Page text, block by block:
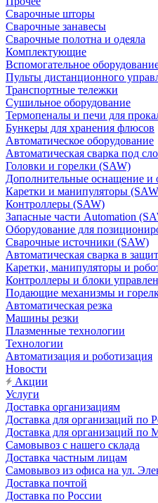
Сварочные шторы
Сварочные занавесы
Сварочные полотна и одеяла
Комплектующие
Вспомогательное
Пульты дистанционного
Транспортные тележки
Сушильное оборудование
Термопеналы и печи для
Бункеры для хранения флюсов
Автоматическое оборудование
Автоматическая сварка под
Головки и горелки (SAW)
Дополнительные оснащение и
Каретки и манипуляторы
Контроллеры (SAW)
Запасные части Automation
Оборудование для
Сварочные источники (SAW)
Автоматическая сварка в
Каретки, манипуляторы и
Контроллеры и блоки
Подающие механизмы и
Автоматическая резка
Машины резки
Плазменные технологии
Технологии
Автоматизация и роботизация
Новости
Акции
Услуги
Доставка организациям
Доставка для организаций по
Доставка для организаций по
Самовывоз с нашего склада
Доставка частным лицам
Самовывоз из офиса на ул.
Доставка почтой
Доставка по России